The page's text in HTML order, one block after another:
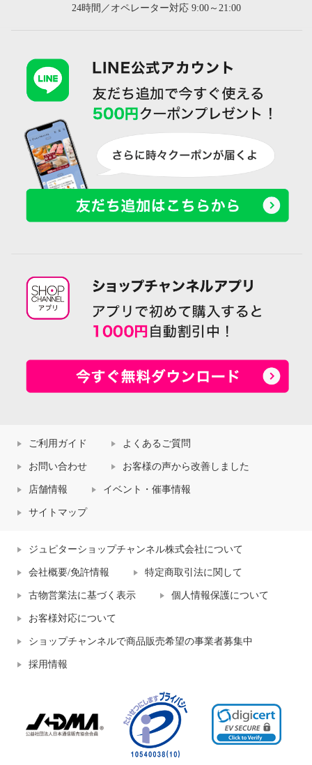
24時間／オペレーター対応 9:00～21:00
ご利用ガイド よくあるご質問
お問い合わせ お客様の声から改善しました
店舗情報 イベント・催事情報
サイトマップ
ジュピターショップチャンネル株式会社について
会社概要/免許情報 特定商取引法に関して
古物営業法に基づく表示 個人情報保護について
お客様対応について
ショップチャンネルで商品販売希望の事業者募集中
採用情報